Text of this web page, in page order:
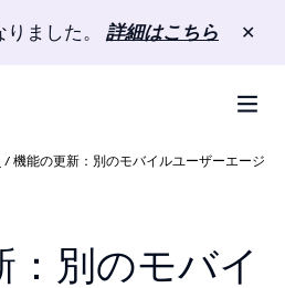
ました。 詳細はこちら ✕
/ 機能の更新：別のモバイルユーザーエージ
：別のモバイ